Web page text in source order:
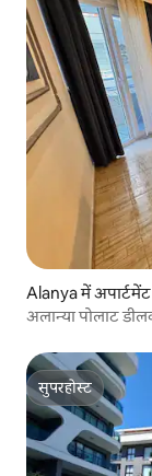
Alanya में अपार्टमेंट
सुपरहोस्ट
सुपरहोस्ट